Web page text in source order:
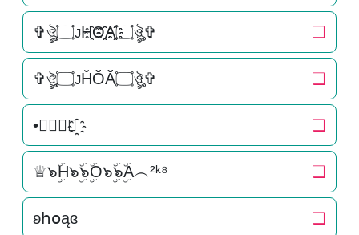
✞ঔৣ۝ᴊH҈O҈҈A҈҈۝ঔৣ✞ ❏
✞ঔৣ۝ᴊH̆Ŏ̆Ă̆۝ঔৣ✞ ❏
•🅗🅞🅐✿҈ ❏
♕๖ۣۜH๖ۣۜ๖ۣۜO๖ۣۜ๖ۣۜA︵²ᵏ⁸ ❏
ʚհօąɞ ❏